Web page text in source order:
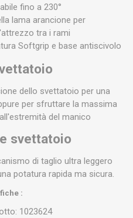
fino a 230°
lama arancione per
tra i rami
Softgrip e base antiscivolo
dello svettatoio per una
per sfruttare la massima
del manico
svettatoio
di taglio ultra leggero
potatura rapida ma sicura.
:
1023624